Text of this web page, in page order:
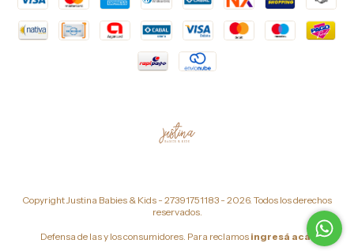
Copyright Justina Babies & Kids - 27391751183 - 2026. Todos los derechos
reservados.
Defensa de las y los consumidores. Para reclamos ingresá acá.